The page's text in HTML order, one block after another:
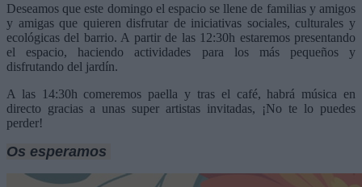
Deseamos que este domingo el espacio se llene de familias y amigos
y amigas que quieren disfrutar de iniciativas sociales, culturales y
ecológicas del barrio. A partir de las 12:30h estaremos presentando
el espacio, haciendo actividades para los más pequeños y
disfrutando del jardín.
A las 14:30h comeremos paella y tras el café, habrá música en
directo gracias a unas super artistas invitadas, ¡No te lo puedes
perder!
Os esperamos